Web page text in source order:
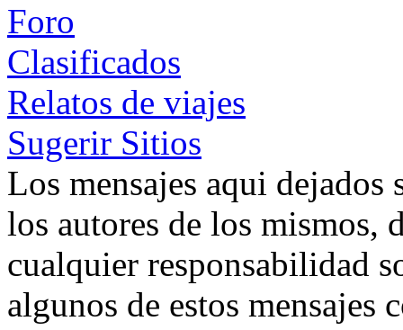
Foro
Clasificados
Relatos de viajes
Sugerir Sitios
Los mensajes aqui
los autores de los mismos,
cualquier responsabilidad
algunos de estos